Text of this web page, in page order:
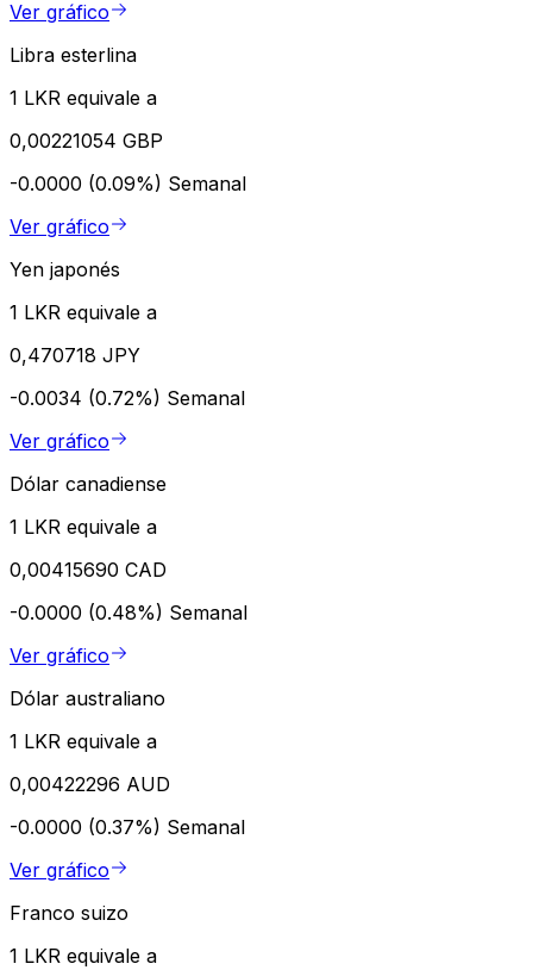
Ver gráfico
Libra esterlina
1 LKR equivale a
0,00221054 GBP
-0.0000 (0.09%) Semanal
Ver gráfico
Yen japonés
1 LKR equivale a
0,470718 JPY
-0.0034 (0.72%) Semanal
Ver gráfico
Dólar canadiense
1 LKR equivale a
0,00415690 CAD
-0.0000 (0.48%) Semanal
Ver gráfico
Dólar australiano
1 LKR equivale a
0,00422296 AUD
-0.0000 (0.37%) Semanal
Ver gráfico
Franco suizo
1 LKR equivale a